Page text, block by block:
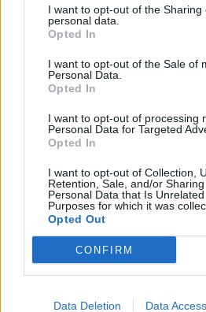
I want to opt-out of the Sharing
personal data.
Opted In
I want to opt-out of the Sale of
Personal Data.
Opted In
I want to opt-out of processing
Personal Data for Targeted
Opted In
I want to opt-out of Collection,
Retention, Sale, and/or
Personal Data that Is
Purposes for which it was
Opted Out
CONFIRM
Data Deletion Data Access
Αρχιτεκτονική
Βιοφιλικός σχεδιασμός:
ενσωματώνεται στην
17.10.25
Μια αρχιτεκτονική φιλοσοφία που
ανθρώπου και φύσης,
ευεξίας, ονομάζεται βιοφιλικό design.